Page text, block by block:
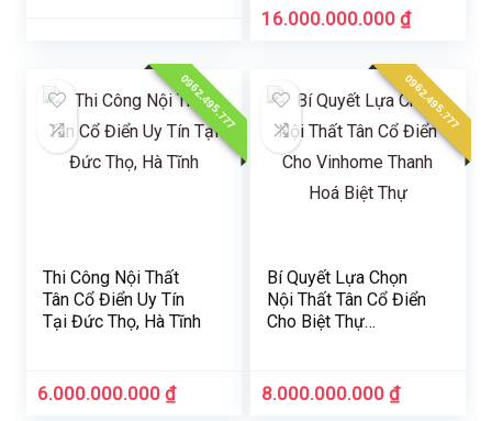
Thanh Hoá
16.000.000.000₫
0962.495.777
Thi Công Nội Thất
Tân Cổ Điển Uy Tín
Tại Đức Thọ, Hà Tĩnh
6.000.000.000₫
0962.495.777
Bí Quyết Lựa Chọn
Nội Thất Tân Cổ Điển
Cho Biệt Thự
8.000.000.000₫